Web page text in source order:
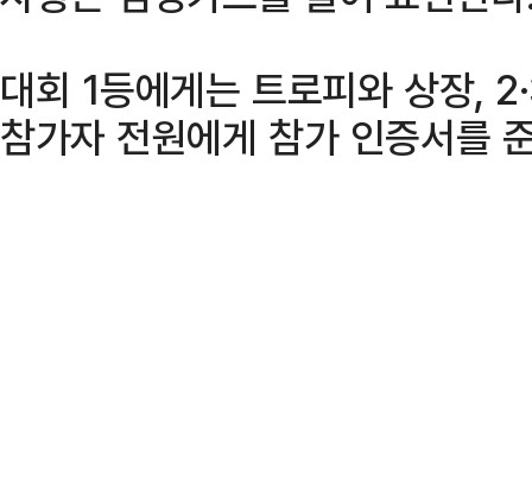
대회 1등에게는 트로피와 상장,
참가자 전원에게 참가 인증서를